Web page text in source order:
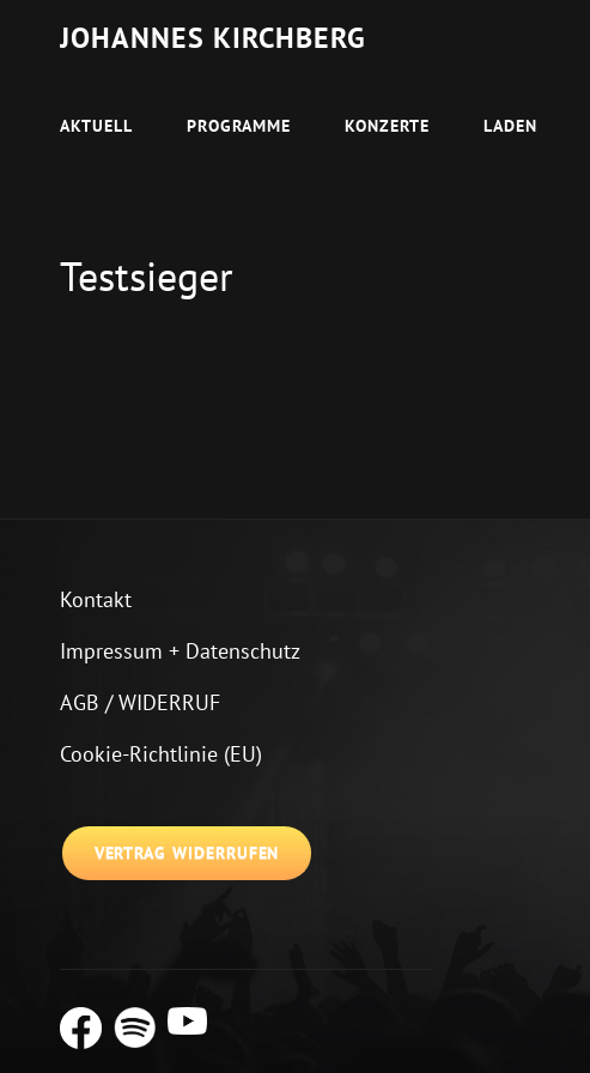
JOHANNES KIRCHBERG
AKTUELL PROGRAMME KONZERTE LADEN
Testsieger
Kontakt
Impressum + Datenschutz
AGB / WIDERRUF
Cookie-Richtlinie (EU)
VERTRAG WIDERRUFEN